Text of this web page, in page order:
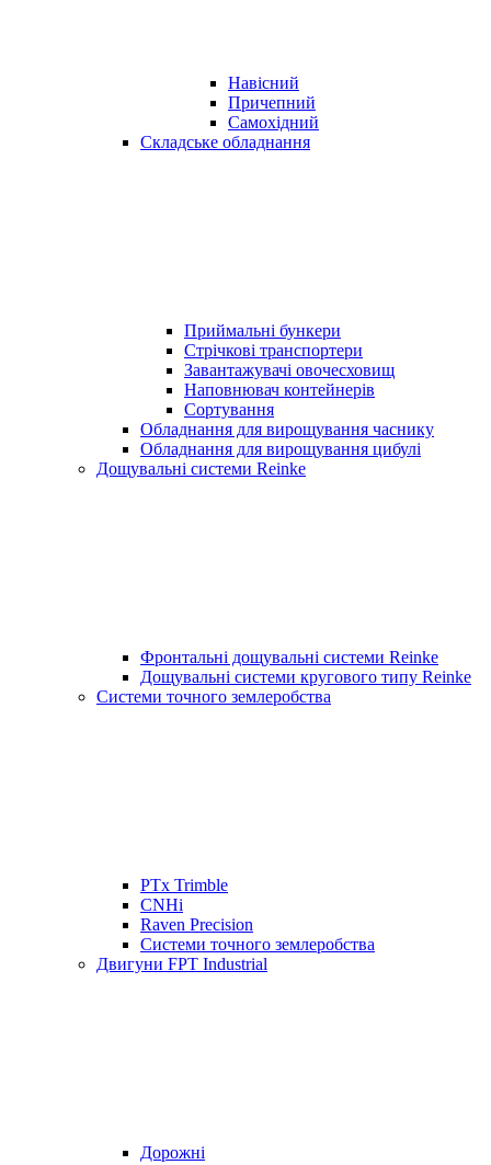
Навісний
Причепний
Самохідний
Складське обладнання
Приймальні бункери
Стрічкові транспортери
Завантажувачі овочесховищ
Наповнювач контейнерів
Сортування
Обладнання для вирощування часнику
Обладнання для вирощування цибулі
Дощувальні системи Reinke
Фронтальні дощувальні системи Reinke
Дощувальні системи кругового типу Reinke
Системи точного землеробства
PTx Trimble
CNHi
Raven Precision
Системи точного землеробства
Двигуни FPT Industrial
Дорожні